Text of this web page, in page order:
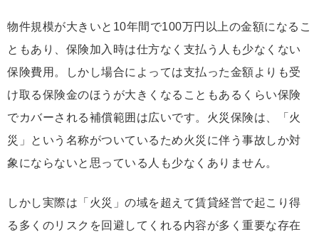
物件規模が大きいと10年間で100万円以上の金額になるこ
ともあり、保険加入時は仕方なく支払う人も少なくない
保険費用。しかし場合によっては支払った金額よりも受
け取る保険金のほうが大きくなることもあるくらい保険
でカバーされる補償範囲は広いです。火災保険は、「火
災」という名称がついているため火災に伴う事故しか対
象にならないと思っている人も少なくありません。
しかし実際は「火災」の域を超えて賃貸経営で起こり得
る多くのリスクを回避してくれる内容が多く重要な存在